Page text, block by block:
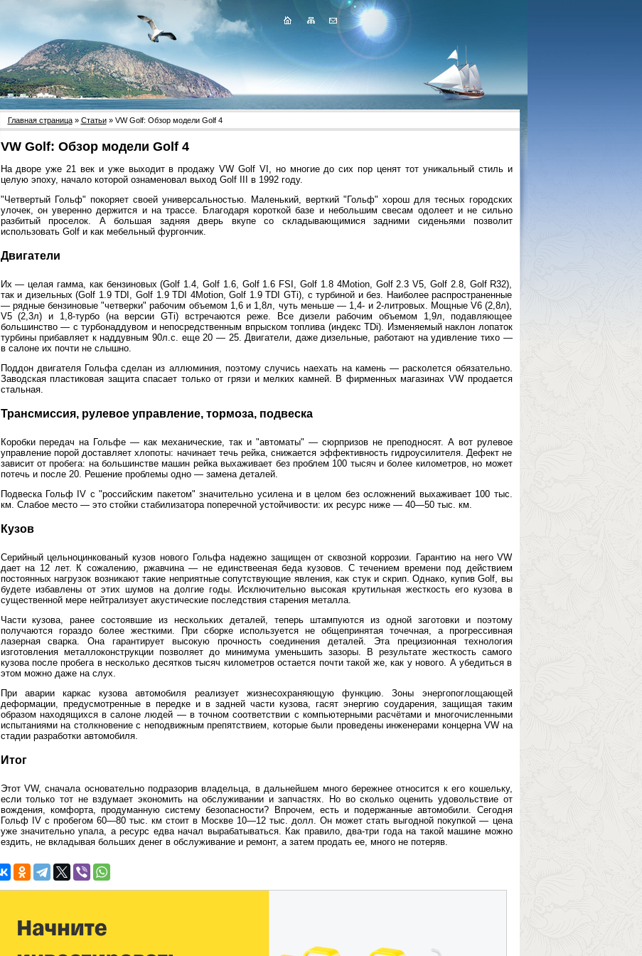
Главная страница» Статьи» VW Golf: Обзор модели Golf 4
VW Golf: Обзор модели Golf 4
На дворе уже 21 век и уже выходит в продажу VW Golf VI, но многие до сих пор ценят тот уникальный стиль и
целую эпоху, начало которой ознаменовал выход Golf III в 1992 году.
"Четвертый Гольф" покоряет своей универсальностью. Маленький, верткий "Гольф" хорош для тесных городских
улочек, он уверенно держится и на трассе. Благодаря короткой базе и небольшим свесам одолеет и не сильно
разбитый проселок. А большая задняя дверь вкупе со складывающимися задними сиденьями позволит
использовать Golf и как мебельный фургончик.
Двигатели
Их — целая гамма, как бензиновых (Golf 1.4, Golf 1.6, Golf 1.6 FSI, Golf 1.8 4Motion, Golf 2.3 V5, Golf 2.8, Golf R32),
так и дизельных (Golf 1.9 TDI, Golf 1.9 TDI 4Motion, Golf 1.9 TDI GTi), с турбиной и без. Наиболее распространенные
— рядные бензиновые "четверки" рабочим объемом 1,6 и 1,8л, чуть меньше — 1,4- и 2-литровых. Мощные V6 (2,8л),
V5 (2,3л) и 1,8-турбо (на версии GTi) встречаются реже. Все дизели рабочим объемом 1,9л, подавляющее
большинство — с турбонаддувом и непосредственным впрыском топлива (индекс TDi). Изменяемый наклон лопаток
турбины прибавляет к наддувным 90л.с. еще 20 — 25. Двигатели, даже дизельные, работают на удивление тихо —
в салоне их почти не слышно.
Поддон двигателя Гольфа сделан из аллюминия, поэтому случись наехать на камень — расколется обязательно.
Заводская пластиковая защита спасает только от грязи и мелких камней. В фирменных магазинах VW продается
стальная.
Трансмиссия, рулевое управление, тормоза, подвеска
Коробки передач на Гольфе — как механические, так и "автоматы" — сюрпризов не преподносят. А вот рулевое
управление порой доставляет хлопоты: начинает течь рейка, снижается эффективность гидроусилителя. Дефект не
зависит от пробега: на большинстве машин рейка выхаживает без проблем 100 тысяч и более километров, но может
потечь и после 20. Решение проблемы одно — замена деталей.
Подвеска Гольф IV с "российским пакетом" значительно усилена и в целом без осложнений выхаживает 100 тыс.
км. Слабое место — это стойки стабилизатора поперечной устойчивости: их ресурс ниже — 40—50 тыс. км.
Кузов
Cерийный цельноцинкованый кузов нового Гольфа надежно защищен от сквозной коррозии. Гарантию на него VW
дает на 12 лет. К сожалению, ржавчина — не единствееная беда кузовов. С течением времени под действием
постоянных нагрузок возникают такие неприятные сопутствующие явления, как стук и скрип. Однако, купив Golf, вы
будете избавлены от этих шумов на долгие годы. Исключительно высокая крутильная жесткость его кузова в
существенной мере нейтрализует акустические последствия старения металла.
Части кузова, ранее состоявшие из нескольких деталей, теперь штампуются из одной заготовки и поэтому
получаются гораздо более жесткими. При сборке используется не общепринятая точечная, а прогрессивная
лазерная сварка. Она гарантирует высокую прочность соединения деталей. Эта прецизионная технология
изготовления металлоконструкции позволяет до минимума уменьшить зазоры. В результате жесткость самого
кузова после пробега в несколько десятков тысяч километров остается почти такой же, как у нового. А убедиться в
этом можно даже на слух.
При аварии каркас кузова автомобиля реализует жизнесохраняющую функцию. Зоны энергопоглощающей
деформации, предусмотренные в передке и в задней части кузова, гасят энергию соударения, защищая таким
образом находящихся в салоне людей — в точном соответствии с компьютерными расчётами и многочисленными
испытаниями на столкновение с неподвижным препятствием, которые были проведены инженерами концерна VW на
стадии разработки автомобиля.
Итог
Этот VW, сначала основательно подразорив владельца, в дальнейшем много бережнее относится к его кошельку,
если только тот не вздумает экономить на обслуживании и запчастях. Но во сколько оценить удовольствие от
вождения, комфорта, продуманную систему безопасности? Впрочем, есть и подержанные автомобили. Сегодня
Гольф IV с пробегом 60—80 тыс. км стоит в Москве 10—12 тыс. долл. Он может стать выгодной покупкой — цена
уже значительно упала, а ресурс едва начал вырабатываться. Как правило, два-три года на такой машине можно
ездить, не вкладывая больших денег в обслуживание и ремонт, а затем продать ее, много не потеряв.